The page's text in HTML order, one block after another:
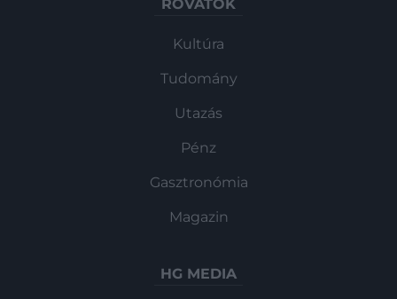
ROVATOK
Kultúra
Tudomány
Utazás
Pénz
Gasztronómia
Magazin
HG MEDIA